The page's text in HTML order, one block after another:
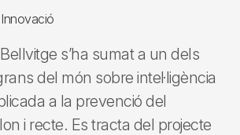
Innovació
s’ha sumat a un dels
del món sobre intel·ligència
a la prevenció del
i recte. Es tracta del projecte